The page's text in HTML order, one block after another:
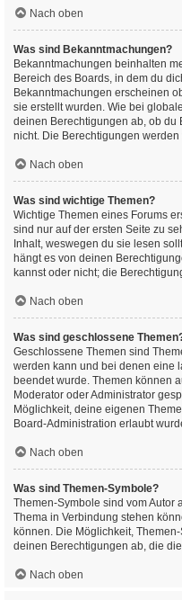
Nach oben
Was sind Bekanntmachungen?
Bekanntmachungen beinhalten
Bereich des Boards, in dem du
Bekanntmachungen erscheinen
sie erstellt wurden. Wie bei
deinen Berechtigungen ab, ob du
nicht. Die Berechtigungen
Nach oben
Was sind wichtige Themen?
Wichtige Themen eines Forums
sind nur auf der ersten Seite zu
Inhalt, weswegen du sie lesen
hängt es von deinen
kannst oder nicht; die
Nach oben
Was sind geschlossene
Geschlossene Themen sind
werden kann und bei denen eine
beendet wurde. Themen können
Moderator oder Administrator
Möglichkeit, deine eigenen
Board-Administration erlaubt
Nach oben
Was sind Themen-Symbole?
Themen-Symbole sind vom Autor
Thema in Verbindung stehen
können. Die Möglichkeit,
deinen Berechtigungen ab, die
Nach oben